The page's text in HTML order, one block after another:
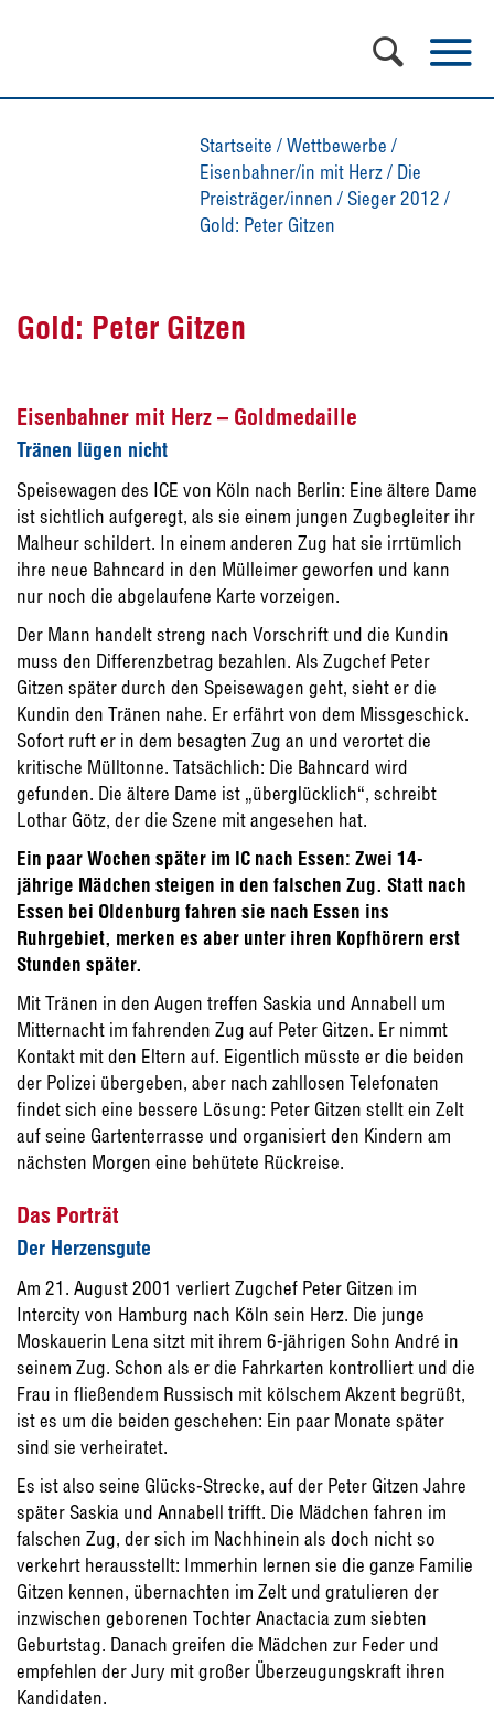
Startseite /Wettbewerbe /
Eisenbahner/in mit Herz/ Die
Preisträger/innen /Sieger 2012 /
Gold: Peter Gitzen
Gold: Peter Gitzen
Eisenbahner mit Herz – Goldmedaille
Tränen lügen nicht
Speisewagen des ICE von Köln nach Berlin: Eine ältere Dame
ist sichtlich aufgeregt, als sie einem jungen Zugbegleiter ihr
Malheur schildert. In einem anderen Zug hat sie irrtümlich
ihre neue Bahncard in den Mülleimer geworfen und kann
nur noch die abgelaufene Karte vorzeigen.
Der Mann handelt streng nach Vorschrift und die Kundin
muss den Differenzbetrag bezahlen. Als Zugchef Peter
Gitzen später durch den Speisewagen geht, sieht er die
Kundin den Tränen nahe. Er erfährt von dem Missgeschick.
Sofort ruft er in dem besagten Zug an und verortet die
kritische Mülltonne. Tatsächlich: Die Bahncard wird
gefunden. Die ältere Dame ist „überglücklich“, schreibt
Lothar Götz, der die Szene mit angesehen hat.
Ein paar Wochen später im IC nach Essen: Zwei 14-
jährige Mädchen steigen in den falschen Zug. Statt nach
Essen bei Oldenburg fahren sie nach Essen ins
Ruhrgebiet, merken es aber unter ihren Kopfhörern erst
Stunden später.
Mit Tränen in den Augen treffen Saskia und Annabell um
Mitternacht im fahrenden Zug auf Peter Gitzen. Er nimmt
Kontakt mit den Eltern auf. Eigentlich müsste er die beiden
der Polizei übergeben, aber nach zahllosen Telefonaten
findet sich eine bessere Lösung: Peter Gitzen stellt ein Zelt
auf seine Gartenterrasse und organisiert den Kindern am
nächsten Morgen eine behütete Rückreise.
Das Porträt
Der Herzensgute
Am 21. August 2001 verliert Zugchef Peter Gitzen im
Intercity von Hamburg nach Köln sein Herz. Die junge
Moskauerin Lena sitzt mit ihrem 6-jährigen Sohn André in
seinem Zug. Schon als er die Fahrkarten kontrolliert und die
Frau in fließendem Russisch mit kölschem Akzent begrüßt,
ist es um die beiden geschehen: Ein paar Monate später
sind sie verheiratet.
Es ist also seine Glücks-Strecke, auf der Peter Gitzen Jahre
später Saskia und Annabell trifft. Die Mädchen fahren im
falschen Zug, der sich im Nachhinein als doch nicht so
verkehrt herausstellt: Immerhin lernen sie die ganze Familie
Gitzen kennen, übernachten im Zelt und gratulieren der
inzwischen geborenen Tochter Anactacia zum siebten
Geburtstag. Danach greifen die Mädchen zur Feder und
empfehlen der Jury mit großer Überzeugungskraft ihren
Kandidaten.